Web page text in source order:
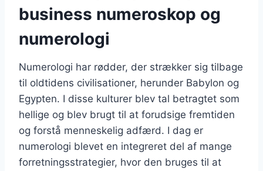
business numeroskop og
numerologi
Numerologi har rødder, der strækker sig tilbage
til oldtidens civilisationer, herunder Babylon og
Egypten. I disse kulturer blev tal betragtet som
hellige og blev brugt til at forudsige fremtiden
og forstå menneskelig adfærd. I dag er
numerologi blevet en integreret del af mange
forretningsstrategier, hvor den bruges til at